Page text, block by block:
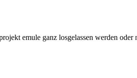
emule ganz losgelassen werden oder